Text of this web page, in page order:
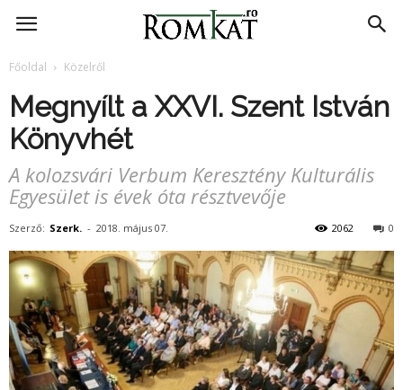
RomKat.ro
Főoldal Közelről
Megnyílt a XXVI. Szent István
Könyvhét
A kolozsvári Verbum Keresztény Kulturális
Egyesület is évek óta résztvevője
Szerző: Szerk. - 2018. május 07. 0
2062